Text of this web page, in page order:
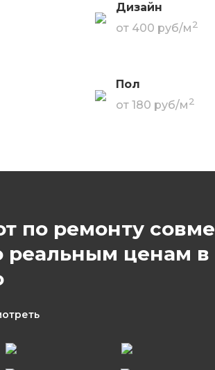
Дизайн
от 400 руб/м2
Пол
от 180 руб/м2
по ремонту
реальным ценам